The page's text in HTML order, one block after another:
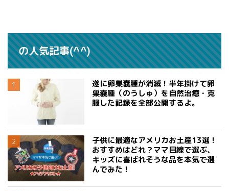
の人気記事(^^)
遂に卵巣嚢腫が消滅！半年掛けて卵
巣嚢腫（のうしゅ）を自然治癒・克
服した記録を全部公開するよ。
子供に最適なアメリカお土産13選！
おすすめはどれ？ママ目線で選ぶ、
キッズに喜ばれそうな品を本気で選
んでみた！